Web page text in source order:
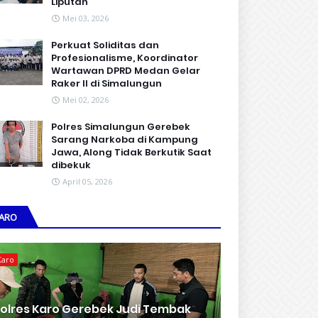
Mei 03, 2026
Perkuat Soliditas dan
Profesionalisme, Koordinator
Wartawan DPRD Medan Gelar
Raker II di Simalungun
Mei 02, 2026
Polres Simalungun Gerebek
Sarang Narkoba di Kampung
Jawa, Along Tidak Berkutik Saat
dibekuk
April 05, 2026
Karo Gerebek Judi Tembak